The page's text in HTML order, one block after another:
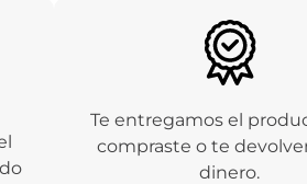
Te entregamos el
compraste o te
dinero.